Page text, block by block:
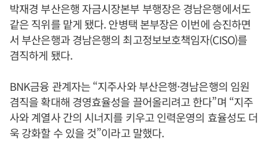
박재경 부산은행 자금시장본부 부행장은 경남은행에서도
같은 직위를 맡게 됐다. 안병택 본부장은 이번에 승진하면
서 부산은행과 경남은행의 최고정보보호책임자(CISO)를
겸직하게 됐다.
BNK금융 관계자는 “지주사와 부산은행·경남은행의 임원
겸직을 확대해 경영효율성을 끌어올리려고 한다”며 “지주
사와 계열사 간의 시너지를 키우고 인력운영의 효율성도 더
욱 강화할 수 있을 것”이라고 말했다.